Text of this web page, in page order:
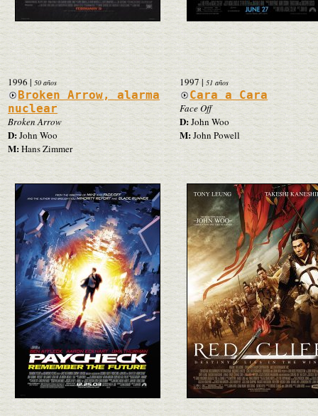
1996| 50 años
Broken Arrow, alarma
nuclear
Broken Arrow
D:John Woo
M: Hans Zimmer
1997| 51 años
Cara a Cara
Face Off
D:John Woo
M:John Powell